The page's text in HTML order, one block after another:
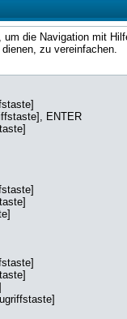
die Navigation mit
zu vereinfachen.
ENTER